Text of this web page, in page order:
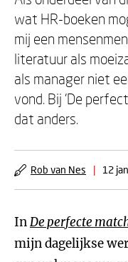
wat HR-boeken
mij een
literatuur als
als manager niet
vond. Bij 'De
dat anders.
Rob van Nes | 12
InDe perfecte
mijn dagelijkse